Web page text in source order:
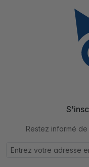
Restez informé